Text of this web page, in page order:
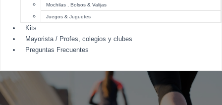
Mochilas , Bolsos & Valijas
Juegos & Juguetes
Kits
Mayorista / Profes, colegios y clubes
Preguntas Frecuentes